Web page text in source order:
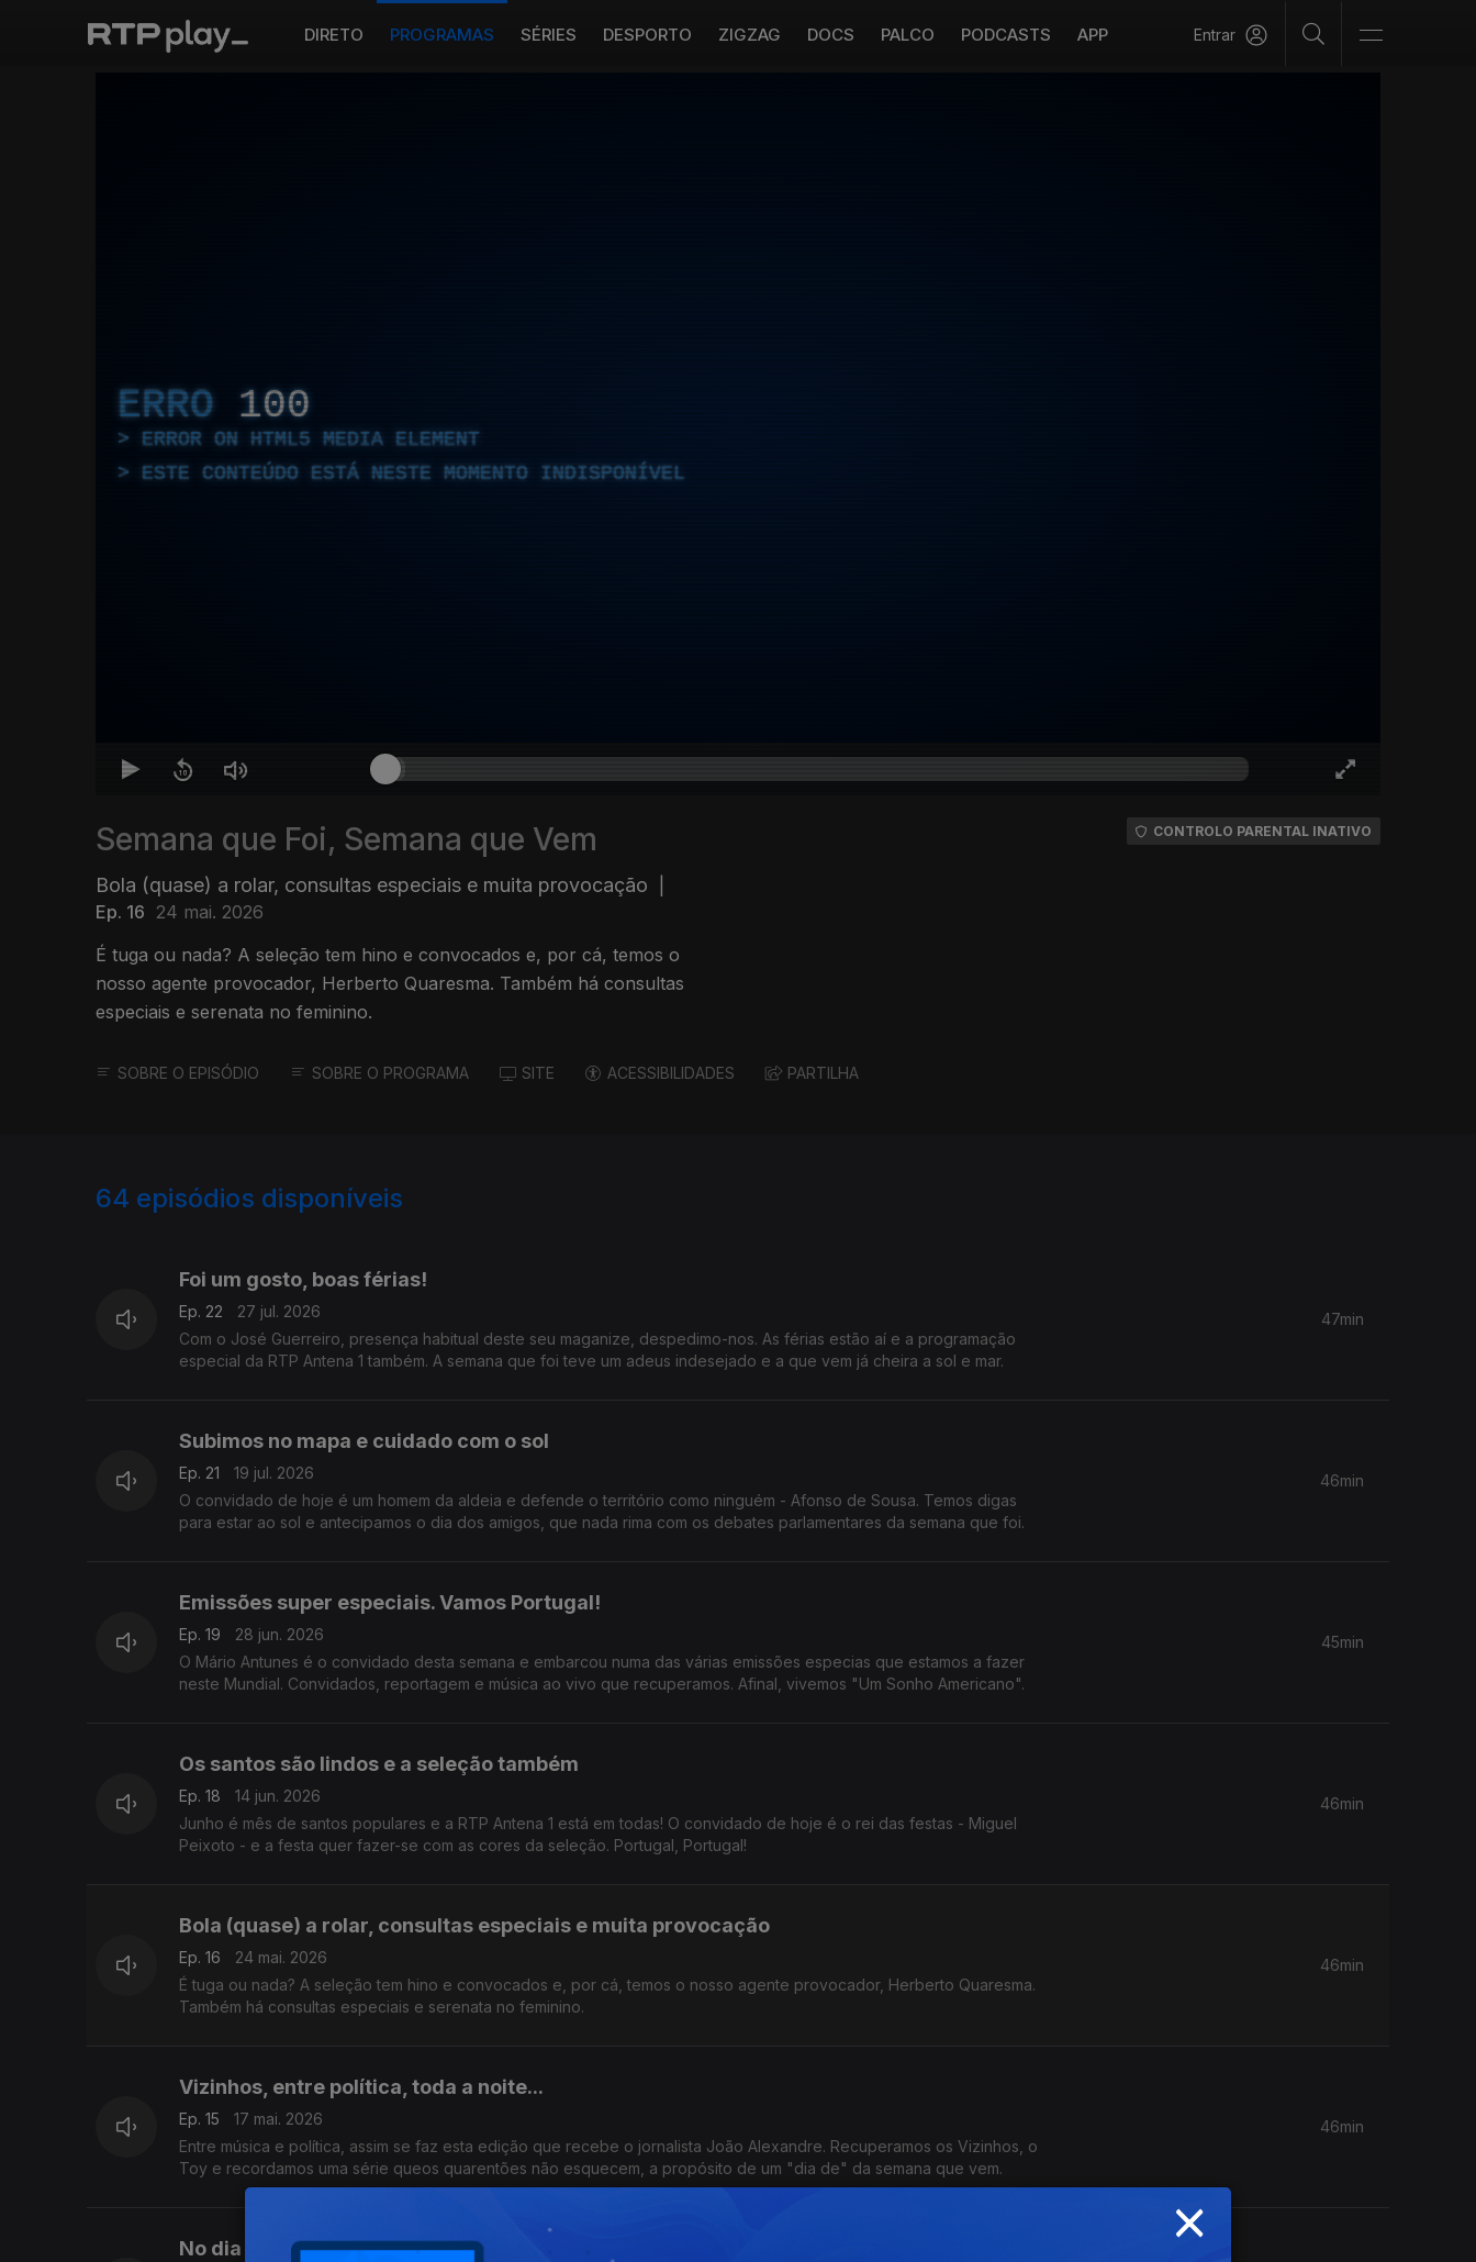
DIRETO PROGRAMAS SÉRIES DESPORTO ZIGZAG DOCS PALCO PODCASTS APP Entrar
ERRO 100
ERROR ON HTML5 MEDIA ELEMENT
ESTE CONTEÚDO ESTÁ NESTE MOMENTO INDISPONÍVEL
Semana que Foi, Semana que Vem
Bola (quase) a rolar, consultas especiais e muita provocação
Ep. 16 24 mai. 2026
É tuga ou nada? A seleção tem hino e convocados e, por cá, temos o
nosso agente provocador, Herberto Quaresma. Também há consultas
especiais e serenata no feminino.
CONTROLO PARENTAL INATIVO
SOBRE O EPISÓDIO SOBRE O PROGRAMA SITE ACESSIBILIDADES PARTILHA
64 episódios disponíveis
Foi um gosto, boas férias!
Ep. 22
27 jul. 2026
Com o José Guerreiro, presença habitual deste seu maganize, despedimo-nos. As férias estão aí e a programação
especial da RTP Antena 1 também. A semana que foi teve um adeus indesejado e a que vem já cheira a sol e mar.
47min
Subimos no mapa e cuidado com o sol
Ep. 21
19 jul. 2026
O convidado de hoje é um homem da aldeia e defende o território como ninguém - Afonso de Sousa. Temos digas
para estar ao sol e antecipamos o dia dos amigos, que nada rima com os debates parlamentares da semana que foi.
46min
Emissões super especiais. Vamos Portugal!
Ep. 19
28 jun. 2026
O Mário Antunes é o convidado desta semana e embarcou numa das várias emissões especias que estamos a fazer
neste Mundial. Convidados, reportagem e música ao vivo que recuperamos. Afinal, vivemos "Um Sonho Americano".
45min
Os santos são lindos e a seleção também
Ep. 18
14 jun. 2026
Junho é mês de santos populares e a RTP Antena 1 está em todas! O convidado de hoje é o rei das festas - Miguel
Peixoto - e a festa quer fazer-se com as cores da seleção. Portugal, Portugal!
46min
Bola (quase) a rolar, consultas especiais e muita provocação
Ep. 16
24 mai. 2026
É tuga ou nada? A seleção tem hino e convocados e, por cá, temos o nosso agente provocador, Herberto Quaresma.
Também há consultas especiais e serenata no feminino.
46min
Vizinhos, entre política, toda a noite...
Ep. 15
17 mai. 2026
Entre música e política, assim se faz esta edição que recebe o jornalista João Alexandre. Recuperamos os Vizinhos, o
Toy e recordamos uma série queos quarentões não esquecem, a propósito de um "dia de" da semana que vem.
46min
No dia delas temos Mães e miúdas ×